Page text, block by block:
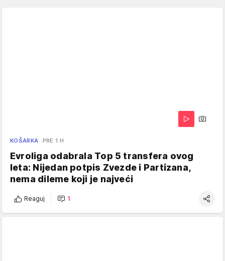
KOŠARKA PRE 1 H
Evroliga odabrala Top 5 transfera ovog
leta: Nijedan potpis Zvezde i Partizana,
nema dileme koji je najveći
Reaguj 1